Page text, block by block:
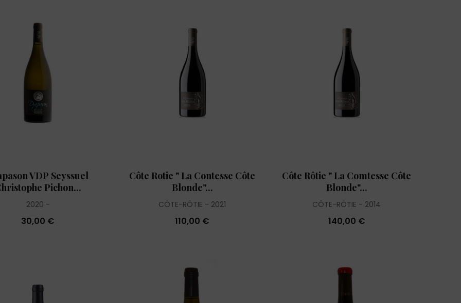
VDP Seyssuel
Pichon...
2020
30,00 €
Côte Rotie " La Contesse Côte
Blonde"...
CÔTE-RÔTIE 2021
110,00 €
Côte Rôtie " La Comtesse Côte
Blonde"...
CÔTE-RÔTIE 2014
140,00 €